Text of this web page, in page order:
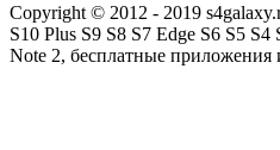
Copyright © 2012 - 2019
S10 Plus S9 S8 S7 Edge S6 S5
Note 2, бесплатные приложения